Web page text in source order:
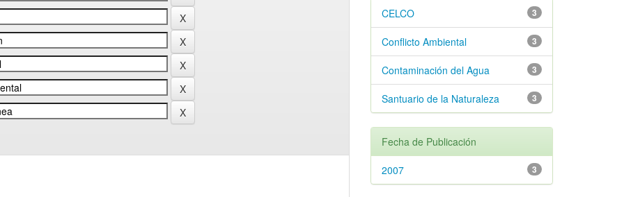
3
CELCO
3
Conflicto Ambiental
3
Contaminación del Agua
3
Santuario de la Naturaleza
Fecha de Publicación
3
2007